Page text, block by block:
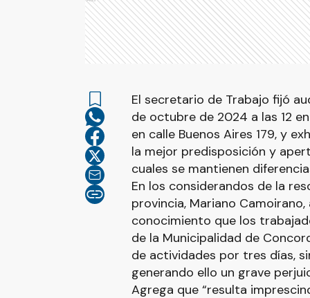
El secretario de Trabajo fijó
de octubre de 2024 a las 12
en calle Buenos Aires 179, y
la mejor predisposición y
cuales se mantienen
En los considerandos de la
provincia, Mariano
conocimiento que los
de la Municipalidad de
de actividades por tres días,
generando ello un grave
Agrega que “resulta